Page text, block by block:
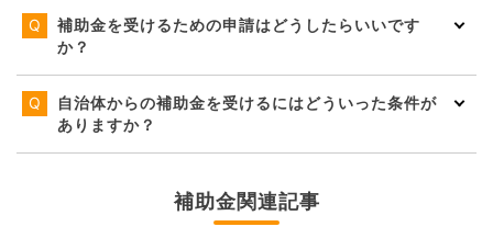
補助金を受けるための申請はどうしたらいいです
か？
自治体からの補助金を受けるにはどういった条件が
ありますか？
補助金関連記事